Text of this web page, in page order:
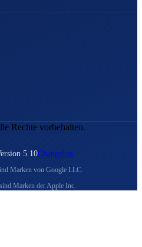
Rechte vorbehalten.
5.10Changelog
Marken von Google LLC.
Marken der Apple Inc.